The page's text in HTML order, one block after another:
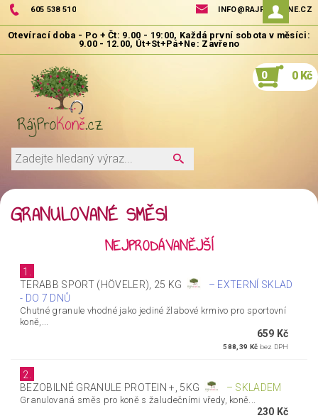
605 538 510 INFO@RAJPROKONE.CZ
0 0 Kč
GRANULOVANÉ SMĚSI
NEJPRODÁVANĚJŠÍ
1.
TERABB SPORT (HÖVELER), 25 KG
– EXTERNÍ SKLAD
- DO 7 DNŮ
Chutné granule vhodné jako jediné žlabové krmivo pro sportovní
koně,...
659 Kč
588,39 Kč bez DPH
2.
BEZOBILNÉ GRANULE PROTEIN +, 5KG
– SKLADEM
Granulovaná směs pro koně s žaludečními vředy, koně...
230 Kč